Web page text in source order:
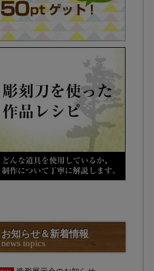
お知らせ＆新着情報
news topics